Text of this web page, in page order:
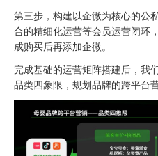
第三步，构建以企微为核心的公
合的精细化运营等会员运营闭环
成购买后再添加企微。
完成基础的运营矩阵搭建后，我
品类四象限，规划品牌的跨平台营